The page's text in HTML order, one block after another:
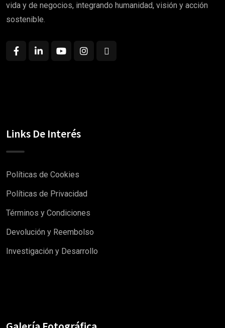
vida y de negocios, integrando humanidad, visión y acción
sostenible.
Links De Interés
Políticas de Cookies
Políticas de Privacidad
Términos y Condiciones
Devolución y Reembolso
Investigación y Desarrollo